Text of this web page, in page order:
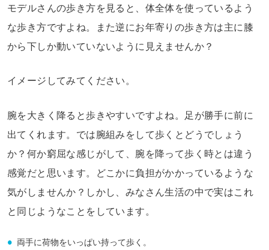
モデルさんの歩き方を見ると、体全体を使っているよう
な歩き方ですよね。また逆にお年寄りの歩き方は主に膝
から下しか動いていないように見えませんか？
イメージしてみてください。
腕を大きく降ると歩きやすいですよね。足が勝手に前に
出てくれます。では腕組みをして歩くとどうでしょう
か？何か窮屈な感じがして、腕を降って歩く時とは違う
感覚だと思います。どこかに負担がかかっているような
気がしませんか？しかし、みなさん生活の中で実はこれ
と同じようなことをしています。
両手に荷物をいっぱい持って歩く。